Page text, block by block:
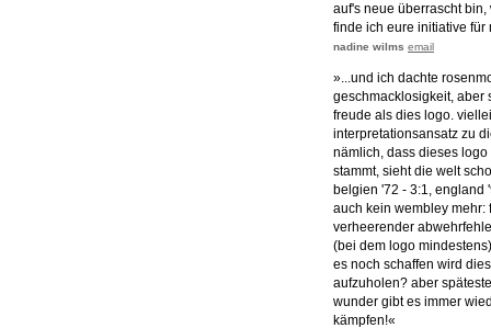
auf's neue überrascht
finde ich eure initiative für
nadine wilms email
»...und ich dachte
geschmacklosigkeit, aber
freude als dies logo.
interpretationsansatz zu
nämlich, dass dieses
stammt, sieht die welt
belgien '72 - 3:1, england
auch kein wembley
verheerender
(bei dem logo
es noch schaffen wird
aufzuholen? aber
wunder gibt es immer
kämpfen!«